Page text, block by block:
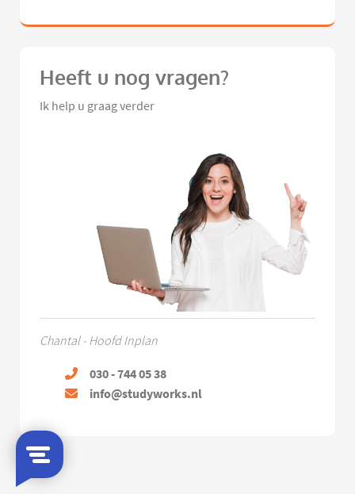
Heeft u nog vragen?
Ik help u graag verder
Chantal - Hoofd Inplan
030 - 744 05 38
info@studyworks.nl